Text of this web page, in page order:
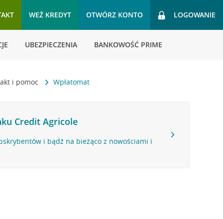
WEŹ KREDYT OTWÓRZ KONTO LOGOWANIE
UBEZPIECZENIA BANKOWOŚĆ PRIME
i pomoc Wpłatomat
Credit Agricole
i bądź na bieżąco z nowościami i